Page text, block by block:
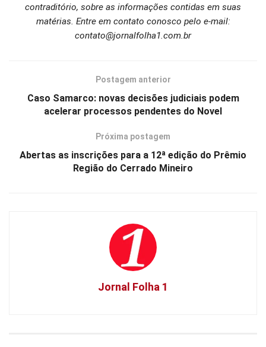
contraditório, sobre as informações contidas em suas
matérias. Entre em contato conosco pelo e-mail:
contato@jornalfolha1.com.br
Postagem anterior
Caso Samarco: novas decisões judiciais podem
acelerar processos pendentes do Novel
Próxima postagem
Abertas as inscrições para a 12ª edição do Prêmio
Região do Cerrado Mineiro
Jornal Folha 1